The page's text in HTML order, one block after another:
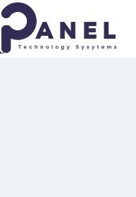
المحتوى